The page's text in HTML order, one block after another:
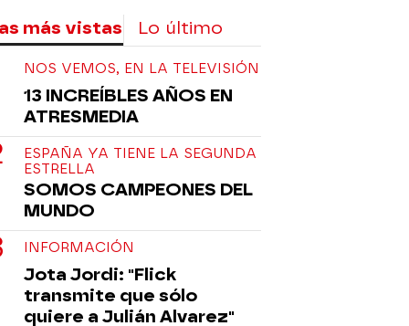
más vistas Lo último
NOS VEMOS, EN LA TELEVISIÓN
13 INCREÍBLES AÑOS EN
ATRESMEDIA
ESPAÑA YA TIENE LA SEGUNDA
ESTRELLA
SOMOS CAMPEONES DEL
MUNDO
INFORMACIÓN
Jota Jordi: "Flick
transmite que sólo
quiere a Julián Alvarez"